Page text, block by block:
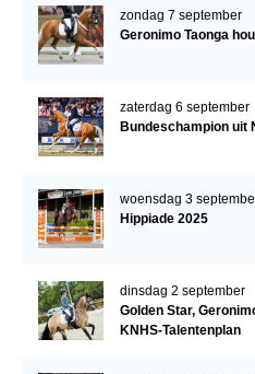
zondag 7 september
Geronimo Taonga
zaterdag 6 september
Bundeschampion uit
woensdag 3
Hippiade 2025
dinsdag 2 september
Golden Star,
KNHS-Talentenplan